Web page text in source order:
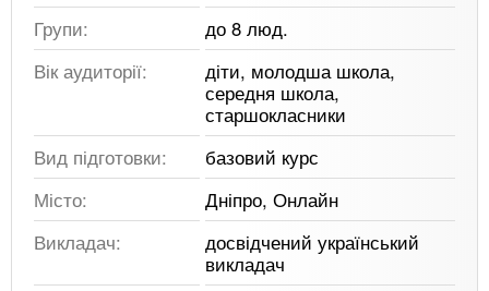
Групи:
до 8 люд.
Вік аудиторії:
діти, молодша школа,
середня школа,
старшокласники
Вид підготовки:
базовий курс
Місто:
Дніпро, Онлайн
Викладач:
досвідчений український
викладач